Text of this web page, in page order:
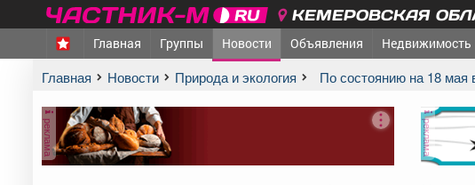
КЕМЕРОВСКАЯ
Главная Группы Новости Объявления Недвижимость
Главная Новости Природа и экология По состоянию на 18
реклама реклама